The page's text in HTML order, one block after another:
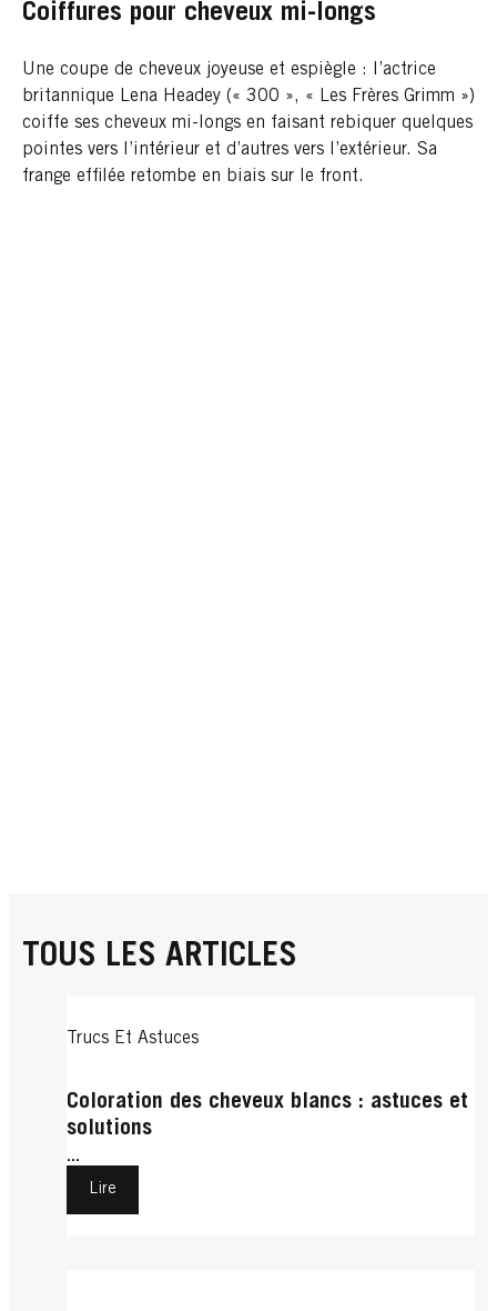
Coiffures pour cheveux mi-longs
Une coupe de cheveux joyeuse et espiègle : l’actrice
britannique Lena Headey (« 300 », « Les Frères Grimm »)
coiffe ses cheveux mi-longs en faisant rebiquer quelques
pointes vers l’intérieur et d’autres vers l’extérieur. Sa
frange effilée retombe en biais sur le front.
TOUS LES ARTICLES
Trucs Et Astuces
Coloration des cheveux blancs : astuces et
solutions
...
Lire